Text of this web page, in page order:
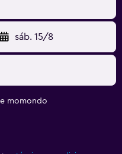
sáb. 15/8
momondo